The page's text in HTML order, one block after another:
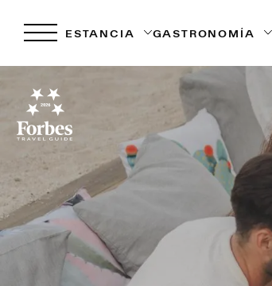
ESTANCIA GASTRONOMÍA